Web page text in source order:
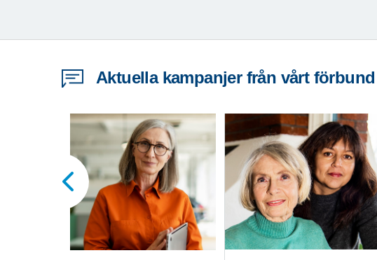
Aktuella kampanjer från vårt förbund